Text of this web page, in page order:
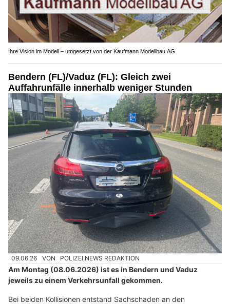
Ihre Vision im Modell – umgesetzt von der Kaufmann Modellbau AG
Bendern (FL)/Vaduz (FL): Gleich zwei
Auffahrunfälle innerhalb weniger Stunden
09.06.26 VON POLIZEI.NEWS REDAKTION
Am Montag (08.06.2026) ist es in Bendern und Vaduz
jeweils zu einem Verkehrsunfall gekommen.
Bei beiden Kollisionen entstand Sachschaden an den